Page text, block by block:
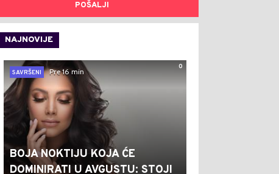
POŠALJI
NAJNOVIJE
0
SAVRŠENI
Pre 16 min
BOJA NOKTIJU KOJA ĆE
DOMINIRATI U AVGUSTU: STOJI